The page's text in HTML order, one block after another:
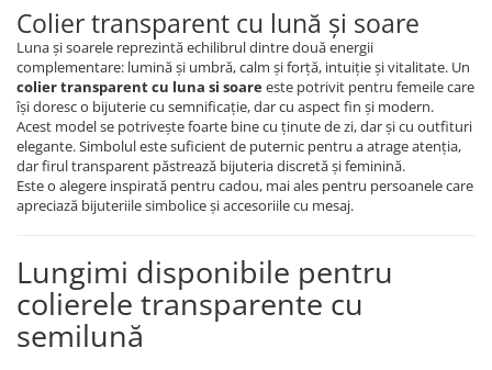
Colier transparent cu lună și soare
Luna și soarele reprezintă echilibrul dintre două energii
complementare: lumină și umbră, calm și forță, intuiție și vitalitate. Un
colier transparent cu luna si soareeste potrivit pentru femeile care
își doresc o bijuterie cu semnificație, dar cu aspect fin și modern.
Acest model se potrivește foarte bine cu ținute de zi, dar și cu outfituri
elegante. Simbolul este suficient de puternic pentru a atrage atenția,
dar firul transparent păstrează bijuteria discretă și feminină.
Este o alegere inspirată pentru cadou, mai ales pentru persoanele care
apreciază bijuteriile simbolice și accesoriile cu mesaj.
Lungimi disponibile pentru
colierele transparente cu
semilună